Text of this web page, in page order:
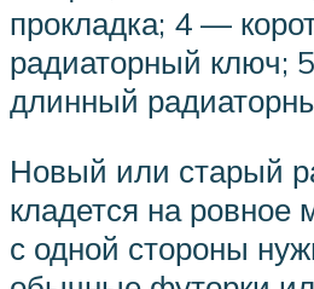
прокладка; 4 —
радиаторный
длинный
Новый или старый
кладется на ровное
с одной стороны